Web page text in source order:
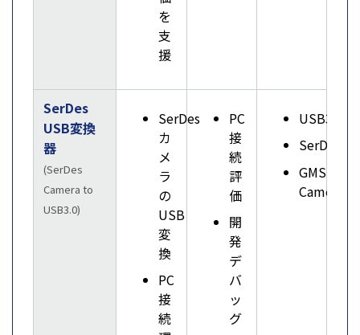
を
支
援
SerDes
USB変換
器
(SerDes
Camera to
USB3.0)
SerDes
カ
メ
ラ
の
USB
変
換
PC
接
続
PC
接
続
評
価
開
発
デ
バ
ッ
グ
USB3.0
SerDes
GMSL
Camera